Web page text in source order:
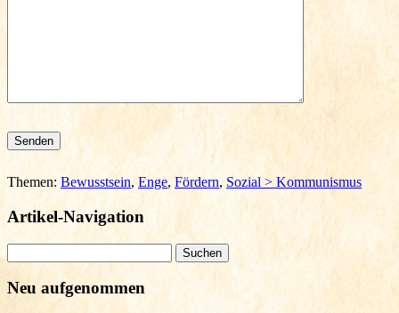
Bitte lasse dieses Feld leer.
Themen: Bewusstsein, Enge, Fördern, Sozial > Kommunismus
Artikel-Navigation
nach:
Neu aufgenommen